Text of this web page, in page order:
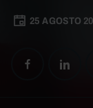
25 AGOSTO